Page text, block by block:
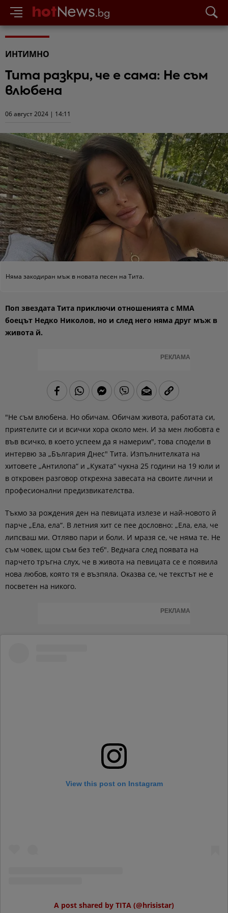
ИНТИМНО
Тита разкри, че е сама: Не съм
влюбена
06 август 2024 | 14:11
Няма закодиран мъж в новата песен на Тита.
Поп звездата Тита приключи отношенията с ММА
боецът Недко Николов, но и след него няма друг мъж в
живота й.
РЕКЛАМА
"Не съм влюбена. Но обичам. Обичам живота, работата си,
приятелите си и всички хора около мен. И за мен любовта е
във всичко, в което успеем да я намерим", това сподели в
интервю за „България Днес" Тита. Изпълнителката на
хитовете „Антилопа“ и „Куката“ чукна 25 години на 19 юли и
в откровен разговор открехна завесата на своите лични и
професионални предизвикателства.
Тъкмо за рождения ден на певицата излезе и най-новото й
парче „Ела, ела“. В летния хит се пее дословно: „Ела, ела, че
липсваш ми. Отляво пари и боли. И мразя се, че няма те. Не
съм човек, щом съм без теб". Веднага след появата на
парчето тръгна слух, че в живота на певицата се е появила
нова любов, която тя е възпяла. Оказва се, че текстът не е
посветен на никого.
РЕКЛАМА
View this post on Instagram
A post shared by TITA (@hrisistar)